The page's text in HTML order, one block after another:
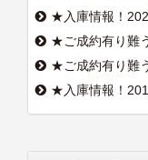
★入庫情報！
★ご成約有り難
★ご成約有り難
★入庫情報！